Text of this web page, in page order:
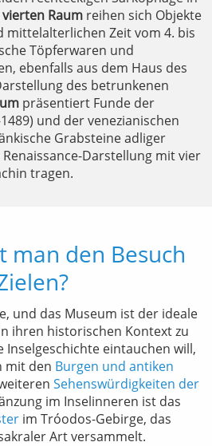
vierten Raum reihen sich Objekte
mittelalterlichen Zeit vom 4. bis
Töpferwaren und
ebenfalls aus dem Haus des
des betrunkenen
präsentiert Funde der
und der venezianischen
Grabsteine adliger
Darstellung mit vier
tragen.
man den Besuch
und das Museum ist der ideale
ihren historischen Kontext zu
Inselgeschichte eintauchen will,
mit den Burgen und antiken
Sehenswürdigkeiten der
im Inselinneren ist das
im Tróodos-Gebirge, das
Art versammelt.